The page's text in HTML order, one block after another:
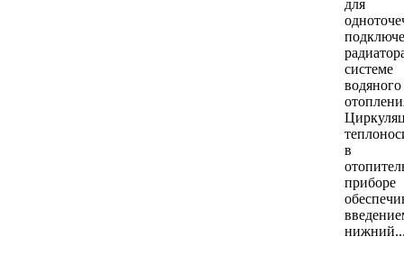
для
системе
водяного
в
приборе